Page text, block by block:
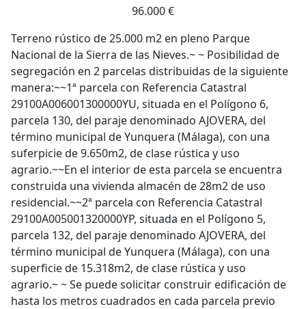
96.000 €
Terreno rústico de 25.000 m2 en pleno Parque
Nacional de la Sierra de las Nieves.~ ~ Posibilidad de
segregación en 2 parcelas distribuidas de la siguiente
manera:~~1ª parcela con Referencia Catastral
29100A006001300000YU, situada en el Polígono 6,
parcela 130, del paraje denominado AJOVERA, del
término municipal de Yunquera (Málaga), con una
suferpicie de 9.650m2, de clase rústica y uso
agrario.~~En el interior de esta parcela se encuentra
construida una vivienda almacén de 28m2 de uso
residencial.~~2ª parcela con Referencia Catastral
29100A005001320000YP, situada en el Polígono 5,
parcela 132, del paraje denominado AJOVERA, del
término municipal de Yunquera (Málaga), con una
superficie de 15.318m2, de clase rústica y uso
agrario.~ ~ Se puede solicitar construir edificación de
hasta los metros cuadrados en cada parcela previo